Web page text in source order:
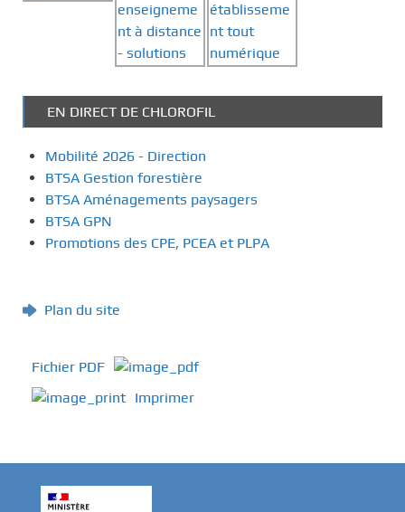
EN DIRECT DE CHLOROFIL
Mobilité 2026 - Direction
BTSA Gestion forestière
BTSA Aménagements paysagers
BTSA GPN
Promotions des CPE, PCEA et PLPA
Plan du site
Fichier PDF
Imprimer